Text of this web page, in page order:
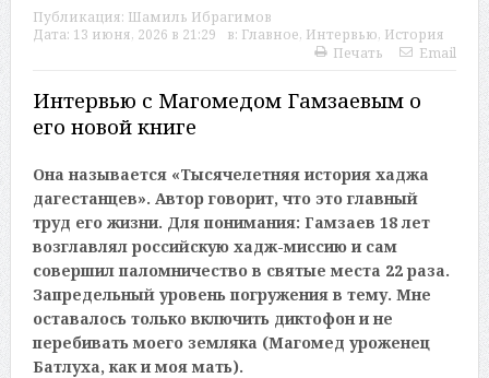
Публикация: Шамиль Ибрагимов
Дата: 13 июня, 2026 в 21:29 в: Главное, Интервью, История
Печать
Email
Интервью с Магомедом Гамзаевым о
его новой книге
Она называется «Тысячелетняя история хаджа
дагестанцев». Автор говорит, что это главный
труд его жизни. Для понимания: Гамзаев 18 лет
возглавлял российскую хадж-миссию и сам
совершил паломничество в святые места 22 раза.
Запредельный уровень погружения в тему. Мне
оставалось только включить диктофон и не
перебивать моего земляка (Магомед уроженец
Батлуха, как и моя мать).